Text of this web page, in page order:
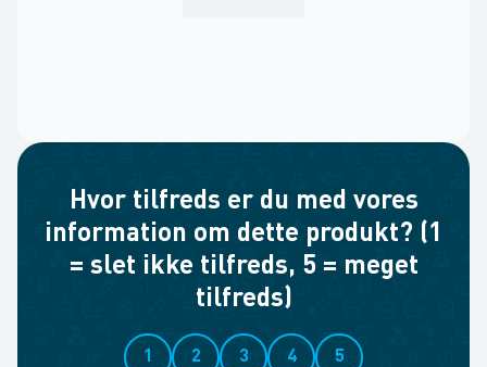
Hvor tilfreds er du med vores
information om dette produkt? (1
= slet ikke tilfreds, 5 = meget
tilfreds)
1 2 3 4 5